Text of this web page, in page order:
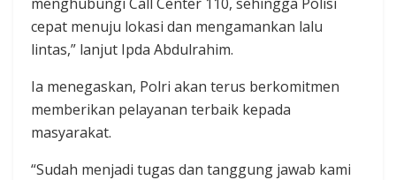
cepat menuju lokasi dan mengamankan lalu
lintas,” lanjut Ipda Abdulrahim.
Ia menegaskan, Polri akan terus berkomitmen
memberikan pelayanan terbaik kepada
masyarakat.
“Sudah menjadi tugas dan tanggung jawab kami